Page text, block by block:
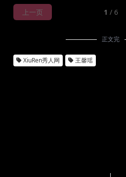
上一页 1 / 6
正文完
XiuRen秀人网 王馨瑶